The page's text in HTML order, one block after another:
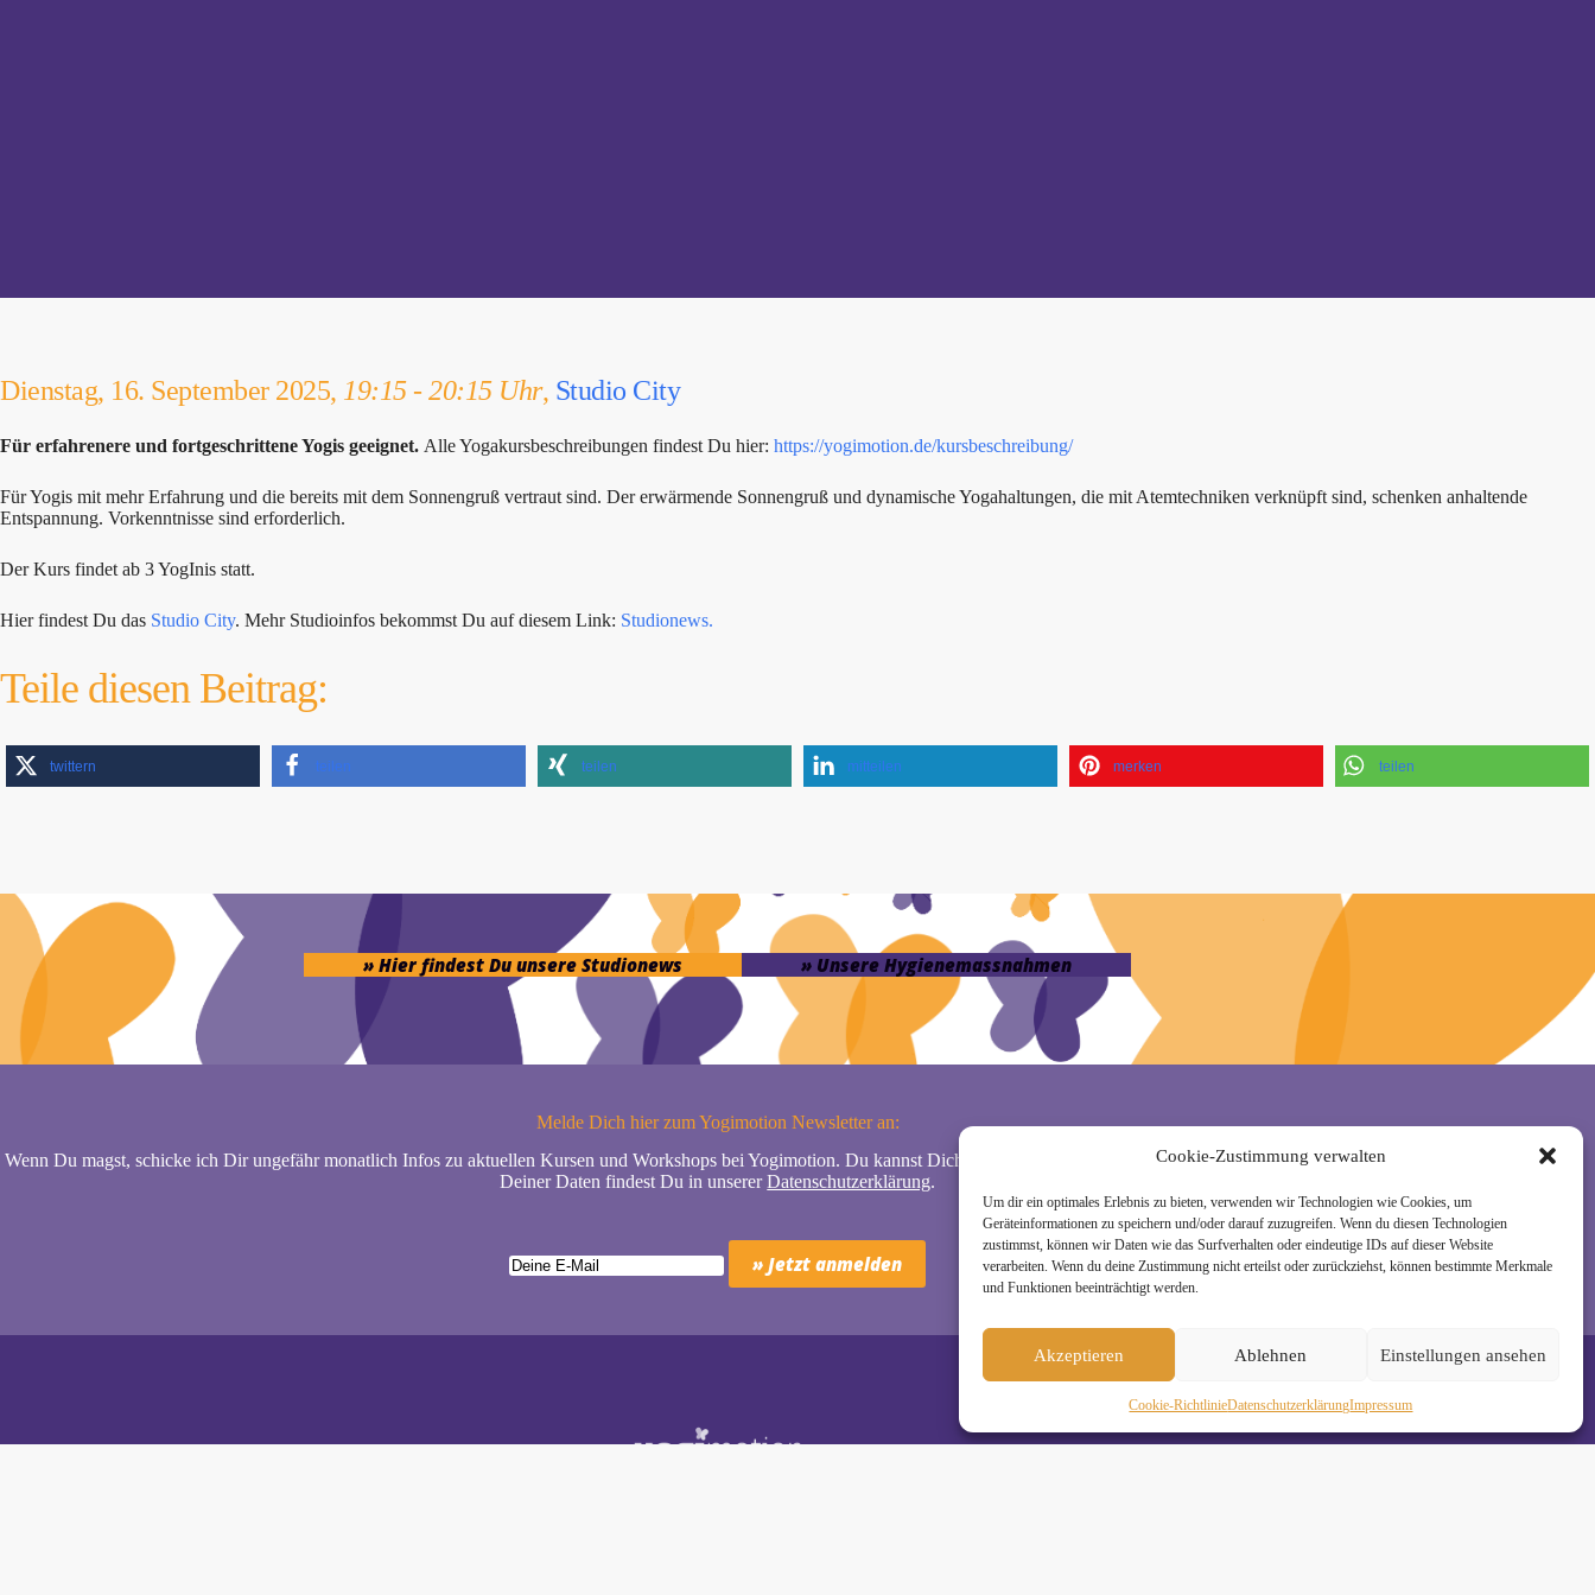
Cookie-Zustimmung verwalten
Um dir ein optimales Erlebnis zu bieten, verwenden wir Technologien wie Cookies, um
Geräteinformationen zu speichern und/oder darauf zuzugreifen. Wenn du diesen Technologien
zustimmst, können wir Daten wie das Surfverhalten oder eindeutige IDs auf dieser Website
verarbeiten. Wenn du deine Zustimmung nicht erteilst oder zurückziehst, können bestimmte Merkmale
und Funktionen beeinträchtigt werden.
Akzeptieren Ablehnen Einstellungen ansehen
Cookie-RichtlinieDaten­schutz­erklä­rungImpressum
Dienstag, 16. September 2025, 19:15 - 20:15 Uhr, Studio City
Für erfahrenere und fortgeschrittene Yogis geeignet. Alle Yogakursbeschreibungen findest Du hier: https://yogimotion.de/kursbeschreibung/
Für Yogis mit mehr Erfahrung und die bereits mit dem Sonnengruß vertraut sind. Der erwärmende Sonnengruß und dynamische Yogahaltungen, die mit Atemtechniken verknüpft sind, schenken anhaltende
Entspannung. Vorkenntnisse sind erforderlich.
Der Kurs findet ab 3 YogInis statt.
Hier findest Du das Studio City. Mehr Studioinfos bekommst Du auf diesem Link: Studionews.
Teile diesen Beitrag:
twittern teilen teilen mitteilen merken teilen
» Hier findest Du unsere Studionews » Unsere Hygienemassnahmen
Melde Dich hier zum Yogimotion Newsletter an:
Wenn Du magst, schicke ich Dir ungefähr monatlich Infos zu aktuellen Kursen und Workshops bei Yogimotion. Du kannst Dich natürlich jederzeit wieder abmelden. Alle Details zur Nutzung
Deiner Daten findest Du in unsererDatenschutzerklärung.